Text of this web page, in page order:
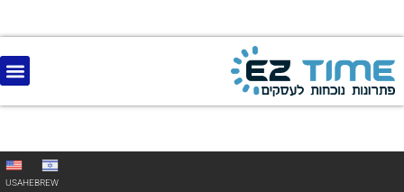
USAHEBREW